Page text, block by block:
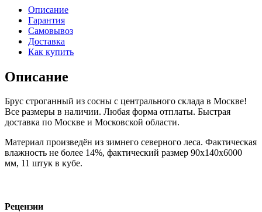
Описание
Гарантия
Самовывоз
Доставка
Как купить
Описание
Брус строганный из сосны с центрального склада в Москве!
Все размеры в наличии. Любая форма отплаты. Быстрая
доставка по Москве и Московской области.
Материал произведён из зимнего северного леса. Фактическая
влажность не более 14%, фактический размер 90х140х6000
мм, 11 штук в кубе.
Рецензии